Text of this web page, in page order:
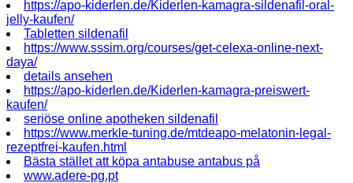
https://apo-kiderlen.de/Kiderlen-kamagra-sildenafil-oral-
jelly-kaufen/
Tabletten sildenafil
https://www.sssim.org/courses/get-celexa-online-next-
daya/
details ansehen
https://apo-kiderlen.de/Kiderlen-kamagra-preiswert-
kaufen/
seriöse online apotheken sildenafil
https://www.merkle-tuning.de/mtdeapo-melatonin-legal-
rezeptfrei-kaufen.html
Bästa stället att köpa antabuse antabus på
www.adere-pg.pt